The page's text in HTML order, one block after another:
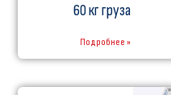
60 кг груза
Подробнее »